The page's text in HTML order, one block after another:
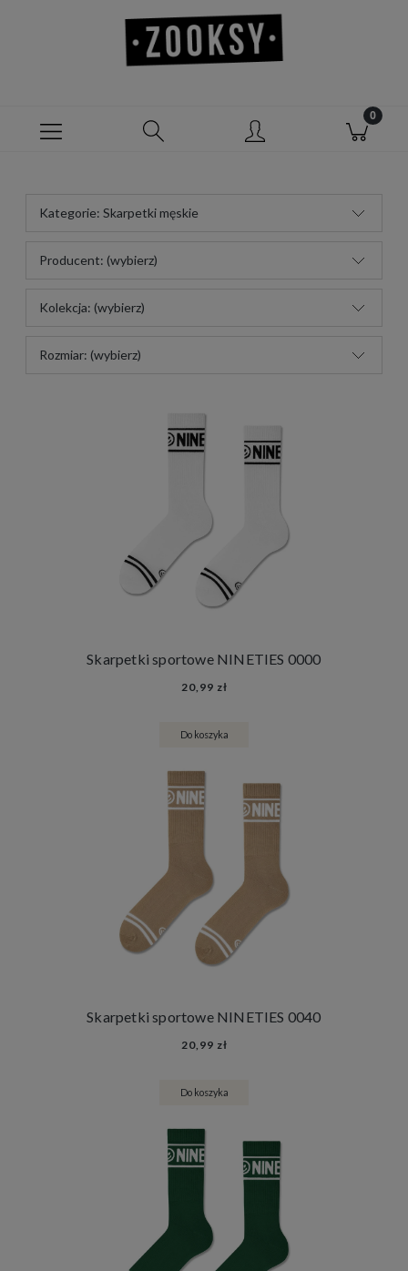
Kategorie: Skarpetki męskie
Producent: (wybierz)
Kolekcja: (wybierz)
Rozmiar: (wybierz)
Skarpetki sportowe NINETIES 0000
20,99 zł
Do koszyka
Skarpetki sportowe NINETIES 0040
20,99 zł
Do koszyka